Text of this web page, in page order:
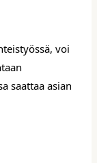
voi
saattaa asian